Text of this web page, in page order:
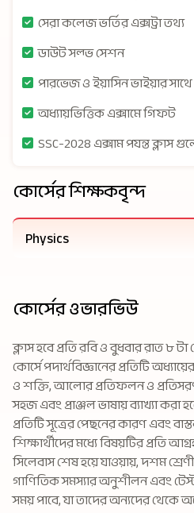
সেরা কলেজ ভর্তির এক্সট্রা তথ্য
ডাউট সল্ভ সেশন
পারভেজ ও ইয়াসিন ভাইয়ার
অধ্যায়ভিত্তিক এক্সামে গিফট
SSC-2028 এক্সাম পযন্ত ক্লাস
কোর্সের শিক্ষকবৃন্দ
Physics
কোর্সের ওভারভিউ
ক্লাস হবে প্রতি রবি ও বুধবার রাত ৮
কোর্সে পদার্থবিজ্ঞানের প্রতিটি
ও শক্তি, আলোর প্রতিফলন ও
সহজ এবং প্রাঞ্জল ভাষায় ব্যাখ্যা করা
প্রতিটি সূত্রের পেছনের কারণ এবং
শিক্ষার্থীদের মধ্যে বিষয়টির প্রতি
সিলেবাস শেষ হয়ে যাওয়ায়, দশম
গাণিতিক সমস্যার অনুশীলন এবং
সময় পাবে, যা তাদের অন্যদের থেকে